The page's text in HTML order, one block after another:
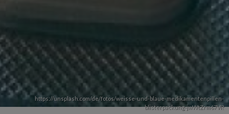
https://unsplash.com/de/fotos/weisse-und-blaue-medikamentenpillen-
blisterpackung-jwWtZrm67VI?